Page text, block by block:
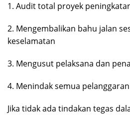
1. Audit total proyek
2. Mengembalikan bahu jalan
keselamatan
3. Mengusut pelaksana dan
4. Menindak semua
Jika tidak ada tindakan tegas